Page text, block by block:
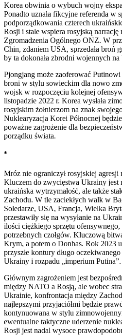
Korea obwinia o wybuch wojny
Ponadto uznała fikcyjne referenda w
podporządkowania czterech
Rosji i stale wspiera rosyjską narrację
Zgromadzenia Ogólnego ONZ. W
Chin, zdaniem USA, sprzedała broń
by ta dokonała zbrodni wojennych
Pjongjang może zaoferować Putinowi
broni w stylu sowieckim dla nowo
wojsk w rozpoczęciu kolejnej
listopadzie 2022 r. Korea wysłała
rosyjskim żołnierzom na znak
Nuklearyzacja Korei Północnej
poważne zagrożenie dla
porządku świata.
*
Mróz nie ograniczył rosyjskiej agresji
Kluczem do zwycięstwa Ukrainy jest
ukraińska wytrzymałość, ale także
Zachodu. W tle zaciekłych walk w
Soledarze, USA, Francja, Wielka
przestawiły się na wysyłanie na
ilości ciężkiego sprzętu ofensywnego,
potrzebnych czołgów. Kluczową
Krym, a potem o Donbas. Rok 2023
przyszłe kontury długo
Ukrainy i rozpadu „imperium Putina”.
Głównym zagrożeniem jest
między NATO a Rosją, ale wobec
Ukrainie, konfrontacja między
najlepszymi przyjaciółmi będzie
kontynuowana w stylu
ewentualne taktyczne uderzenie
Rosji jest nadal wysoce